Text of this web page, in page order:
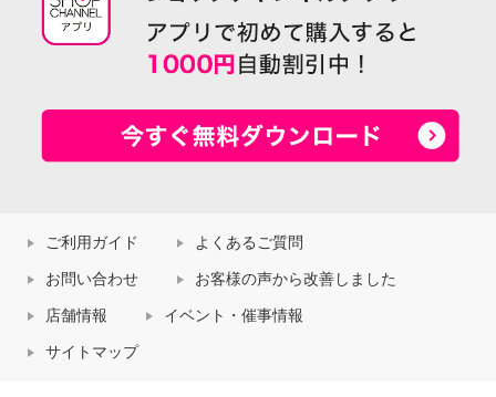
ご利用ガイド よくあるご質問
お問い合わせ お客様の声から改善しました
店舗情報 イベント・催事情報
サイトマップ